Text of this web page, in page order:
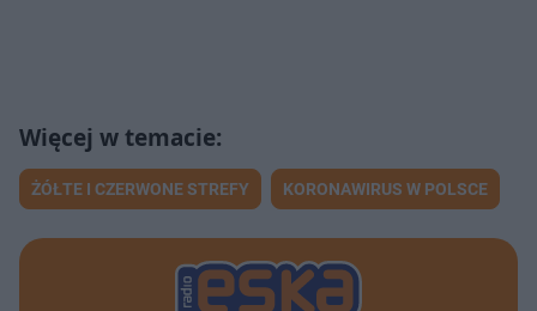
ŻÓŁTE I CZERWONE STREFY KORONAWIRUS W POLSCE